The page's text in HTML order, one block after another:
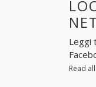
Leggi
Read